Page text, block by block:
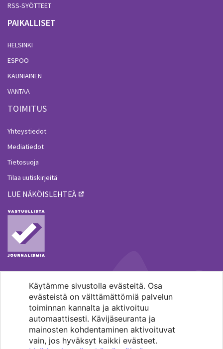
Käytämme sivustolla evästeitä. Osa
evästeistä on välttämättömiä palvelun
toiminnan kannalta ja aktivoituu
automaattisesti. Kävijäseuranta ja
mainosten kohdentaminen aktivoituvat
vain, jos hyväksyt kaikki evästeet.
RSS-SYÖTTEET
PAIKALLISET
HELSINKI
ESPOO
KAUNIAINEN
VANTAA
TOIMITUS
Yhteystiedot
Mediatiedot
Tietosuoja
Tilaa uutiskirjeitä
LUE NÄKÖISLEHTEÄ
MENOHAKU